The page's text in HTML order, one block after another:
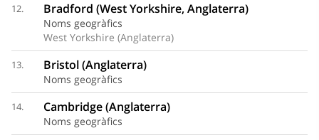
12. Bradford (West Yorkshire, Anglaterra)
Noms geogràfics
West Yorkshire (Anglaterra)
13. Bristol (Anglaterra)
Noms geogràfics
14. Cambridge (Anglaterra)
Noms geogràfics